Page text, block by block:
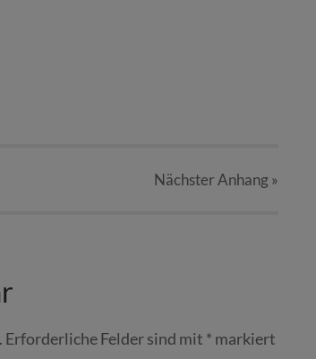
NächsterAnhang»
Erforderliche Felder sind mit * markiert